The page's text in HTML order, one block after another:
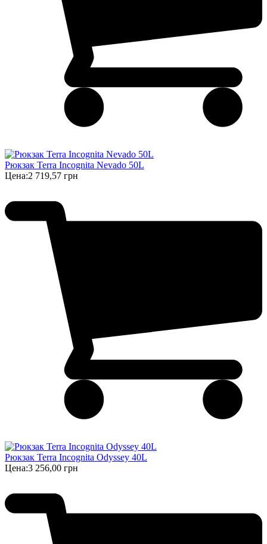
Рюкзак Terra Incognita Nevado 50L
Цена:2 719,57 грн
Рюкзак Terra Incognita Odyssey 40L
Цена:3 256,00 грн